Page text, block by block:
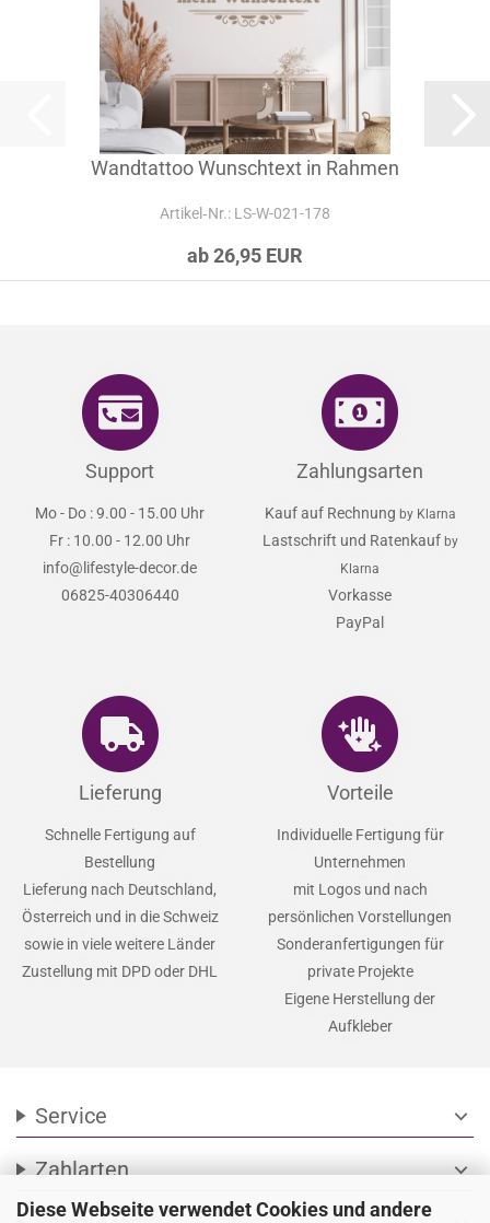
Diese Webseite verwendet Cookies und andere
Wandtattoo Wunschtext in Rahmen
Artikel‑Nr.: LS-W-021-178
ab 26,95 EUR
Support
Mo - Do : 9.00 - 15.00 Uhr
Fr : 10.00 - 12.00 Uhr
info@lifestyle-decor.de
06825-40306440
Zahlungsarten
Kauf auf Rechnung by Klarna
Lastschrift und Ratenkauf by
Klarna
Vorkasse
PayPal
Lieferung
Schnelle Fertigung auf
Bestellung
Lieferung nach Deutschland,
Österreich und in die Schweiz
sowie in viele weitere Länder
Zustellung mit DPD oder DHL
Vorteile
Individuelle Fertigung für
Unternehmen
mit Logos und nach
persönlichen Vorstellungen
Sonderanfertigungen für
private Projekte
Eigene Herstellung der
Aufkleber
Service expand_more
Zahlarten expand_more